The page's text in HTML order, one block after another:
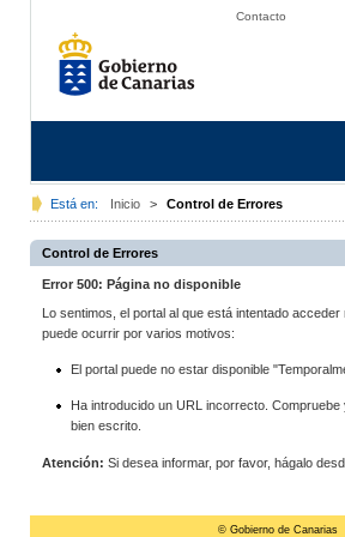
Contacto
Está en: Inicio > Control de Errores
Control de Errores
Error 500: Página no disponible
Lo sentimos, el portal al que está intentado
puede ocurrir por varios motivos:
El portal puede no estar disponible
Ha introducido un URL incorrecto.
bien escrito.
Atención: Si desea informar, por favor, hágalo
© Gobierno de Canarias